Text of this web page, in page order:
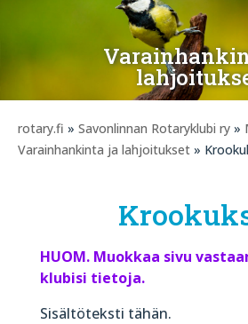
rotary.fi » Savonlinnan Rotaryklubi ry »
Varainhankinta ja lahjoitukset »
HUOM. Muokkaa sivu
klubisi tietoja.
Sisältöteksti tähän.